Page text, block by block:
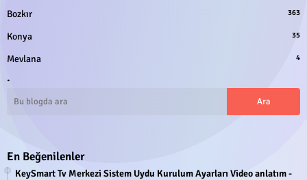
Bozkır 363
Konya 35
Mevlana 4
.
En Beğenilenler
KeySmart Tv Merkezi Sistem Uydu Kurulum Ayarları Video anlatım -